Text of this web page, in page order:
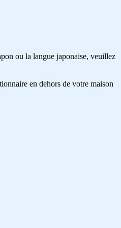
ou la langue japonaise, veuillez
en dehors de votre maison